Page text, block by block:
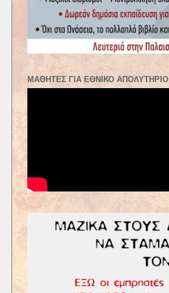
ΜΑΘΗΤΈΣ ΓΙΑ ΕΘΝΙΚΌ ΑΠΟΛΥΤΉΡΙΟ